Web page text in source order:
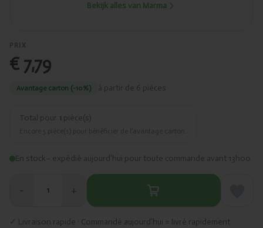
Bekijk alles van Marma
PRIX
€ 7,79
Avantage carton (-10%) à partir de 6 pièces
Total pour 1 pièce(s)
En stock– expédié aujourd’hui pour toute commande avant 13h00
− 1 +
✓ Livraison rapide · Commandé aujourd’hui = livré rapidement